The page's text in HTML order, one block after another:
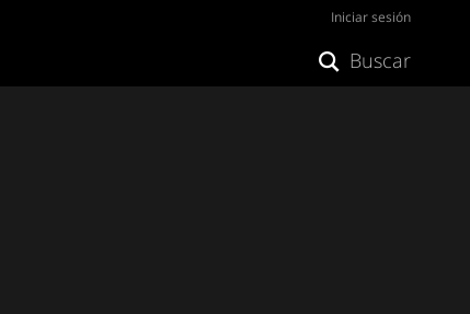
Iniciar sesión
Buscar